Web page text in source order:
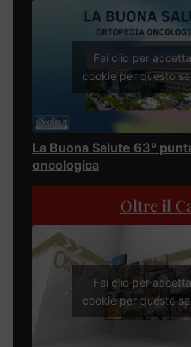
Fai clic per
cookie per questo
La Buona Salute 63°
oncologica
Oltre il
Fai clic per
cookie per questo